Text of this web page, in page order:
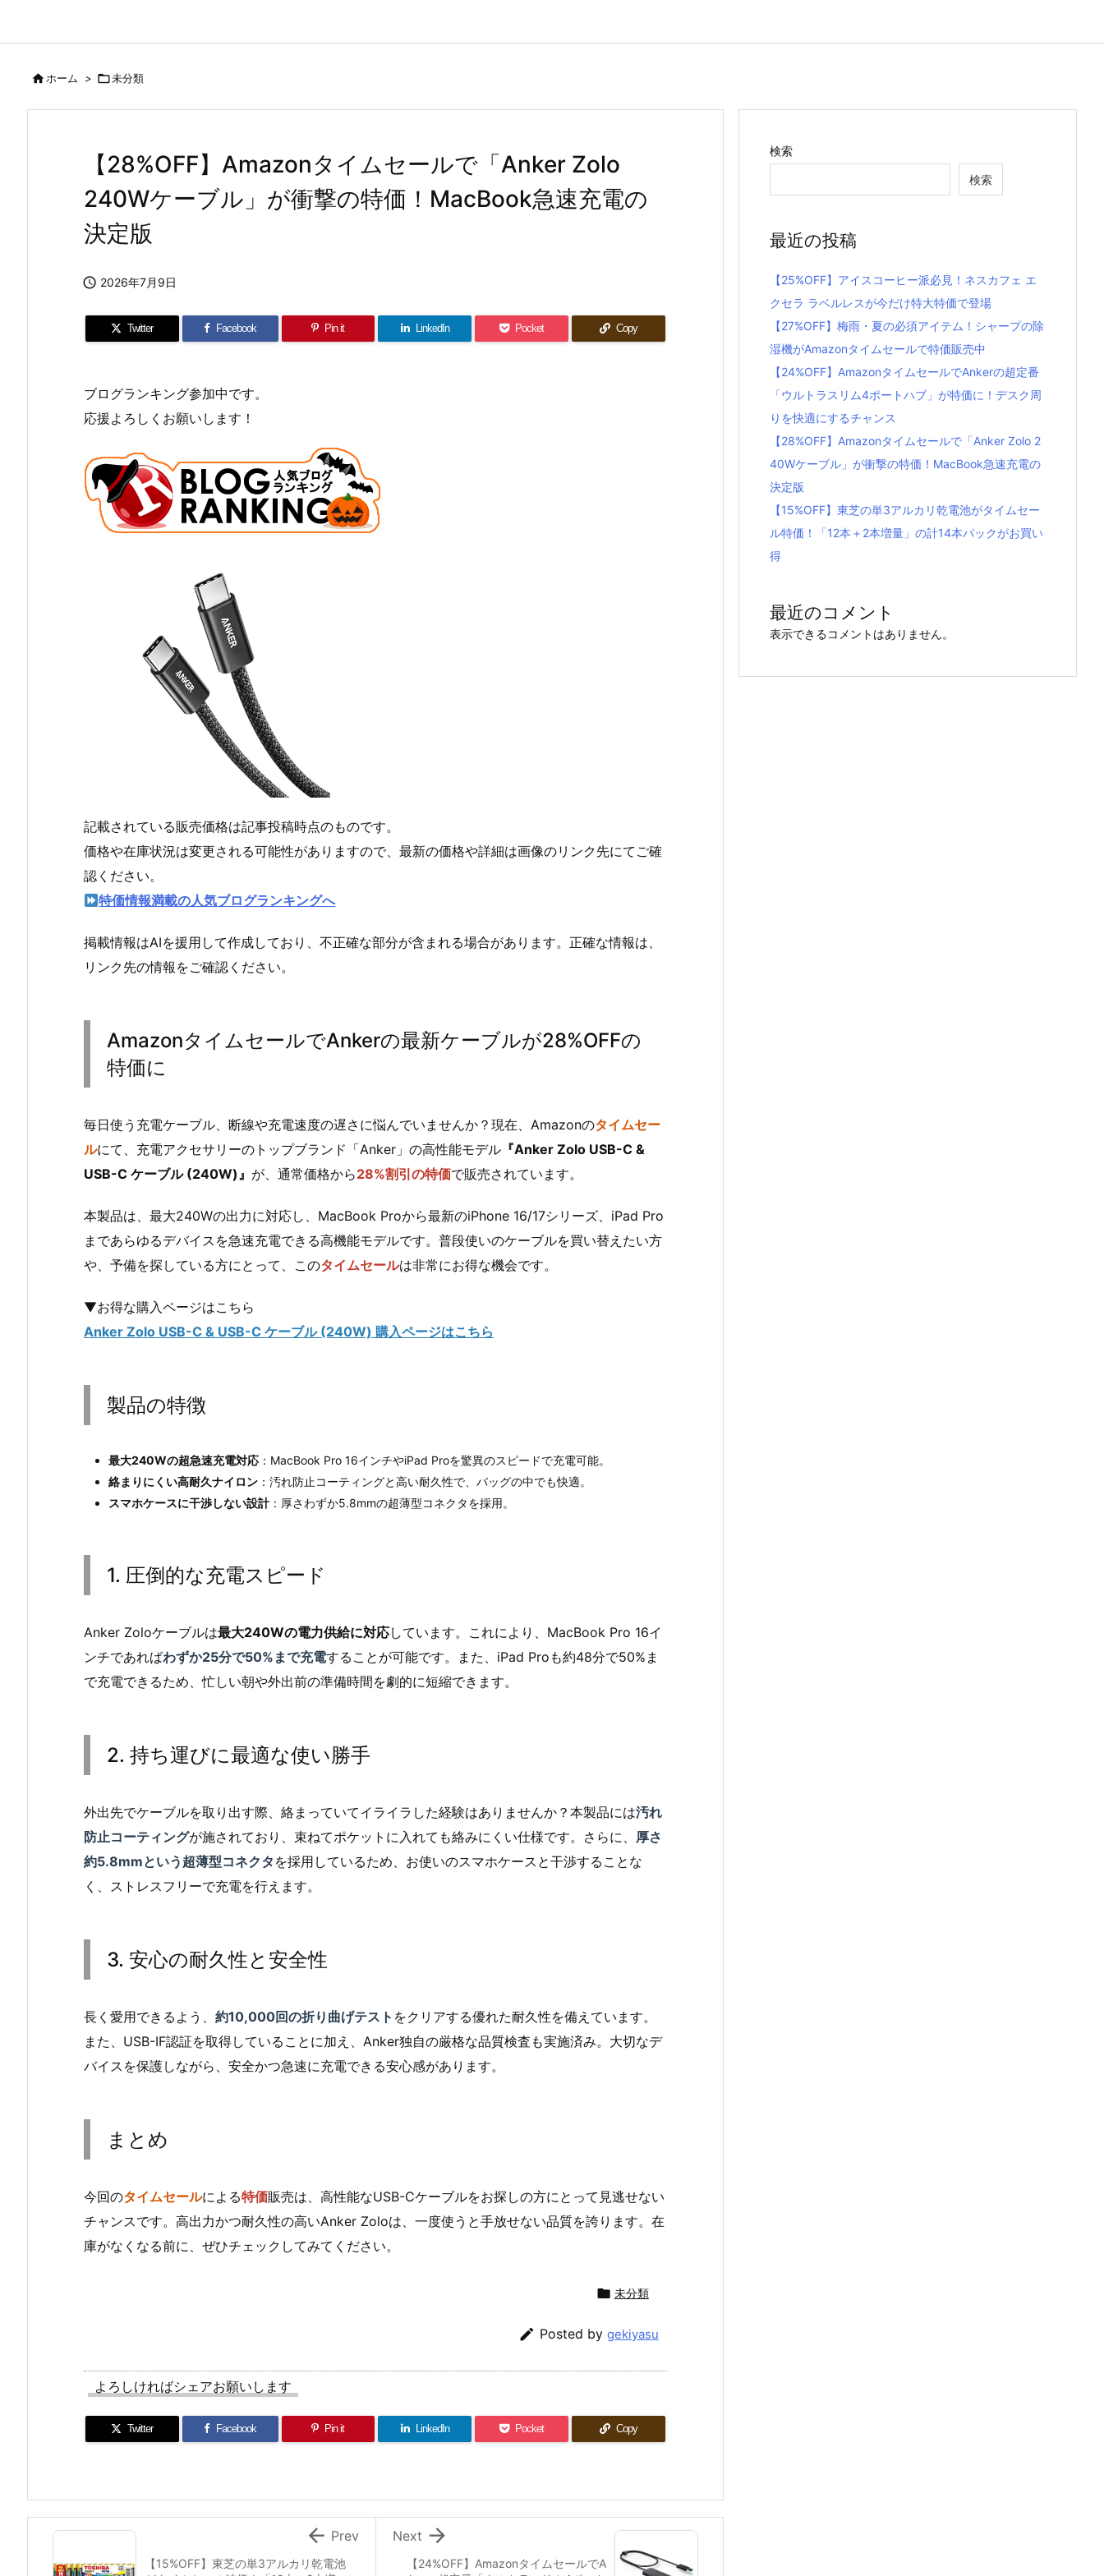
ホーム > 未分類
【28%OFF】Amazonタイムセールで「Anker Zolo
240Wケーブル」が衝撃の特価！MacBook急速充電の
決定版
 2026年7月9日
Twitter Facebook Pin it LinkedIn Pocket Copy
ブログランキング参加中です。
応援よろしくお願いします！
記載されている販売価格は記事投稿時点のものです。
価格や在庫状況は変更される可能性がありますので、最新の価格や詳細は画像のリンク先にてご確
認ください。
特価情報満載の人気ブログランキングへ
掲載情報はAIを援用して作成しており、不正確な部分が含まれる場合があります。正確な情報は、
リンク先の情報をご確認ください。
AmazonタイムセールでAnkerの最新ケーブルが28%OFFの
特価に
毎日使う充電ケーブル、断線や充電速度の遅さに悩んでいませんか？現在、Amazonのタイムセー
ルにて、充電アクセサリーのトップブランド「Anker」の高性能モデル 『Anker Zolo USB-C &
USB-C ケーブル (240W)』 が、通常価格から28%割引の特価で販売されています。
本製品は、最大240Wの出力に対応し、MacBook Proから最新のiPhone 16/17シリーズ、iPad Pro
まであらゆるデバイスを急速充電できる高機能モデルです。普段使いのケーブルを買い替えたい方
や、予備を探している方にとって、このタイムセールは非常にお得な機会です。
▼お得な購入ページはこちら
Anker Zolo USB-C & USB-C ケーブル (240W) 購入ページはこちら
製品の特徴
最大240Wの超急速充電対応 ：MacBook Pro 16インチやiPad Proを驚異のスピードで充電可能。
絡まりにくい高耐久ナイロン ：汚れ防止コーティングと高い耐久性で、バッグの中でも快適。
スマホケースに干渉しない設計：厚さわずか5.8mmの超薄型コネクタを採用。
1. 圧倒的な充電スピード
Anker Zoloケーブルは最大240Wの電力供給に対応しています。これにより、MacBook Pro 16イ
ンチであればわずか25分で50%まで充電することが可能です。また、iPad Proも約48分で50%ま
で充電できるため、忙しい朝や外出前の準備時間を劇的に短縮できます。
2. 持ち運びに最適な使い勝手
外出先でケーブルを取り出す際、絡まっていてイライラした経験はありませんか？本製品には汚れ
防止コーティングが施されており、束ねてポケットに入れても絡みにくい仕様です。さらに、 厚さ
約5.8mmという超薄型コネクタ を採用しているため、お使いのスマホケースと干渉することな
く、ストレスフリーで充電を行えます。
3. 安心の耐久性と安全性
長く愛用できるよう、 約10,000回の折り曲げテスト をクリアする優れた耐久性を備えています。
また、USB-IF認証を取得していることに加え、Anker独自の厳格な品質検査も実施済み。大切なデ
バイスを保護しながら、安全かつ急速に充電できる安心感があります。
まとめ
今回のタイムセールによる特価販売は、高性能なUSB-Cケーブルをお探しの方にとって見逃せない
チャンスです。高出力かつ耐久性の高いAnker Zoloは、一度使うと手放せない品質を誇ります。在
庫がなくなる前に、ぜひチェックしてみてください。
 未分類
 Posted by gekiyasu
よろしければシェアお願いします
Twitter Facebook Pin it LinkedIn Pocket Copy
【24%OFF】AmazonタイムセールでA

Next
【15%OFF】東芝の単3アルカリ乾電池
 Prev
検索
検索
最近の投稿
【25%OFF】アイスコーヒー派必見！ネスカフェ エ
クセラ ラベルレスが今だけ特大特価で登場
【27%OFF】梅雨・夏の必須アイテム！シャープの除
湿機がAmazonタイムセールで特価販売中
【24%OFF】AmazonタイムセールでAnkerの超定番
「ウルトラスリム4ポートハブ」が特価に！デスク周
りを快適にするチャンス
【28%OFF】Amazonタイムセールで「Anker Zolo 2
40Wケーブル」が衝撃の特価！MacBook急速充電の
決定版
【15%OFF】東芝の単3アルカリ乾電池がタイムセー
ル特価！「12本＋2本増量」の計14本パックがお買い
得
最近のコメント
表示できるコメントはありません。